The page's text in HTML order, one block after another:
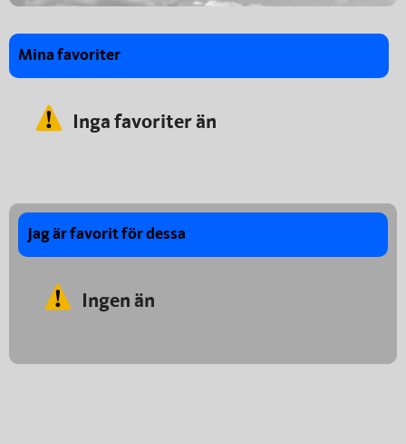
Mina favoriter
Inga favoriter än
Jag är favorit för dessa
Ingen än